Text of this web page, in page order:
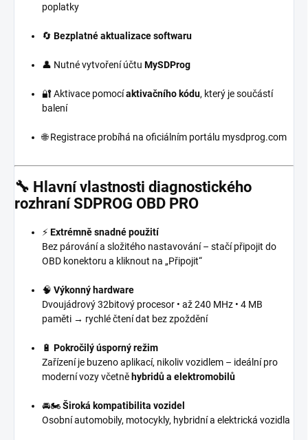
poplatky
🔄 Bezplatné aktualizace softwaru
👤 Nutné vytvoření účtu MySDProg
🔐 Aktivace pomocíaktivačního kódu, který je součástí
balení
🌐 Registrace probíhá na oficiálním portálu mysdprog.com
🔧 Hlavní vlastnosti diagnostického
rozhraníSDPROG OBD PRO
⚡Extrémně snadné použití
Bez párování a složitého nastavování – stačí připojit do
OBD konektoru a kliknout na „Připojit“
🧠 Výkonný hardware
Dvoujádrový 32bitový procesor • až 240 MHz • 4 MB
paměti → rychlé čtení dat bez zpoždění
🔋 Pokročilý úsporný režim
Zařízení je buzeno aplikací, nikoliv vozidlem – ideální pro
moderní vozy včetně hybridů a elektromobilů
🚘🏍️Široká kompatibilita vozidel
Osobní automobily, motocykly, hybridní a elektrická vozidla